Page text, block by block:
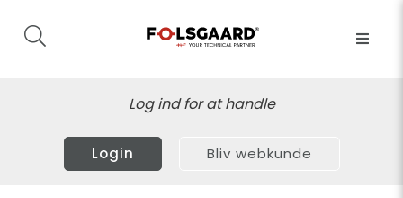
Log ind for at handle
Login Bliv webkunde